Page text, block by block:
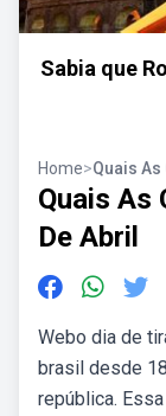
Sabia que
Home>Quais As
Quais As
De Abril
Webo dia de
brasil desde
república.